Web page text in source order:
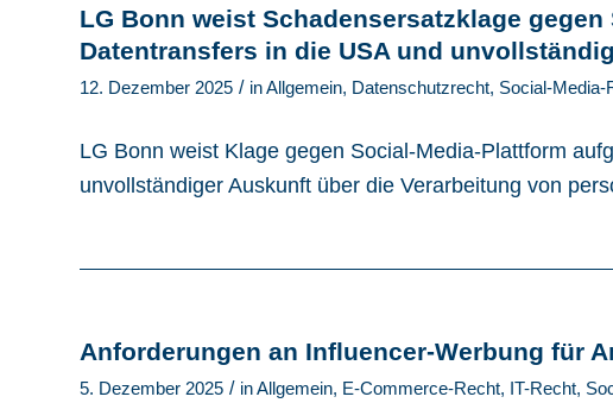
LG Bonn weist Schadensersatzklage
Datentransfers in die USA und
12. Dezember 2025 / inAllgemein, Datenschutzrecht, Social-Media-
LG Bonn weist Klage gegen Social-Media-Plattform
unvollständiger Auskunft über die Verarbeitung von
Anforderungen an Influencer-Werbung für
5. Dezember 2025 / inAllgemein, E-Commerce-Recht, IT-Recht,